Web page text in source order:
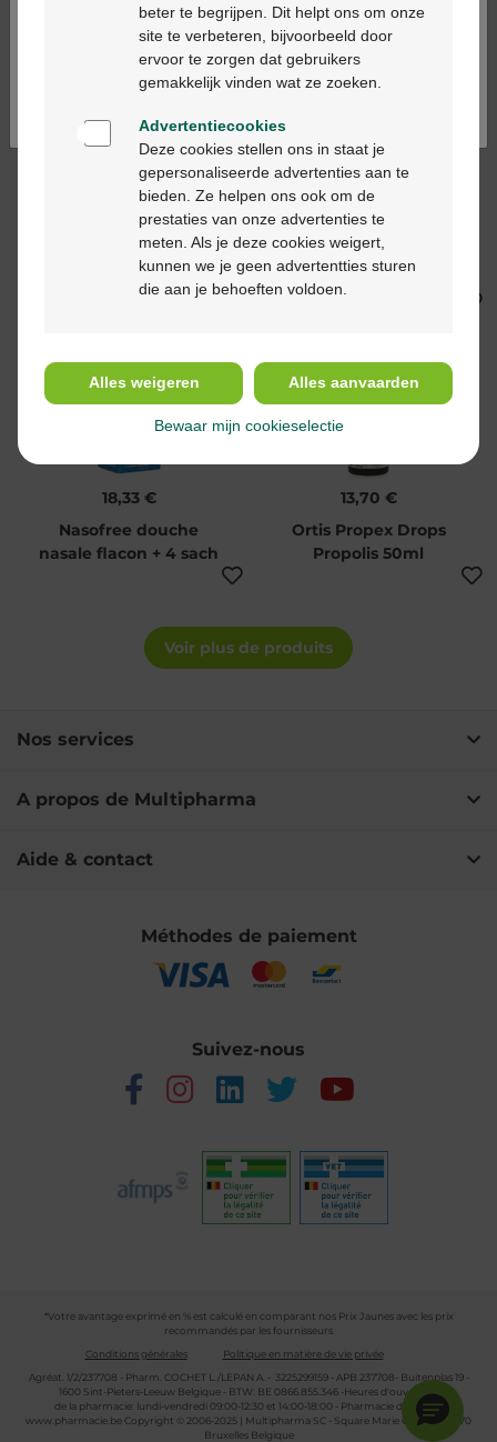
10ml
8,90 €
Puressentiel
Respiration Pastilles
Miel Citron 20pc
12,50 €
Hedera-Méréprine
18,33 €
Nasofree douche
nasale flacon + 4 sach
13,70 €
Ortis Propex Drops
Propolis 50ml
Voir plus de produits
Nos services
A propos de Multipharma
Aide & contact
Méthodes de paiement
Suivez-nous
*Votre avantage exprimé en % est calculé en comparant nos Prix Jaunes avec les prix
recommandés par les fournisseurs
Conditions générales
Politique en matière de vie privée
Agréat. 1/2/237708 - Pharm. COCHET L./LEPAN A. - 3225299159 - APB 237708- Buitenplas 19 -
1600 Sint-Pieters-Leeuw Belgique - BTW: BE 0866.855.346 -Heures d'ouverture
de la pharmacie: lundi-vendredi 09:00-12:30 et 14:00-18:00 - Pharmacie de garde :
www.pharmacie.beCopyright © 2006-2025 | Multipharma SC - Square Marie Curie 30 - 1070
Bruxelles Belgique
Ga verder in het nederlands
Continuez en français
beter te begrijpen. Dit helpt ons om onze
site te verbeteren, bijvoorbeeld door
ervoor te zorgen dat gebruikers
gemakkelijk vinden wat ze zoeken.
Advertentiecookies
Deze cookies stellen ons in staat je
gepersonaliseerde advertenties aan te
bieden. Ze helpen ons ook om de
prestaties van onze advertenties te
meten. Als je deze cookies weigert,
kunnen we je geen advertentties sturen
die aan je behoeften voldoen.
Alles weigeren Alles aanvaarden
Bewaar mijn cookieselectie